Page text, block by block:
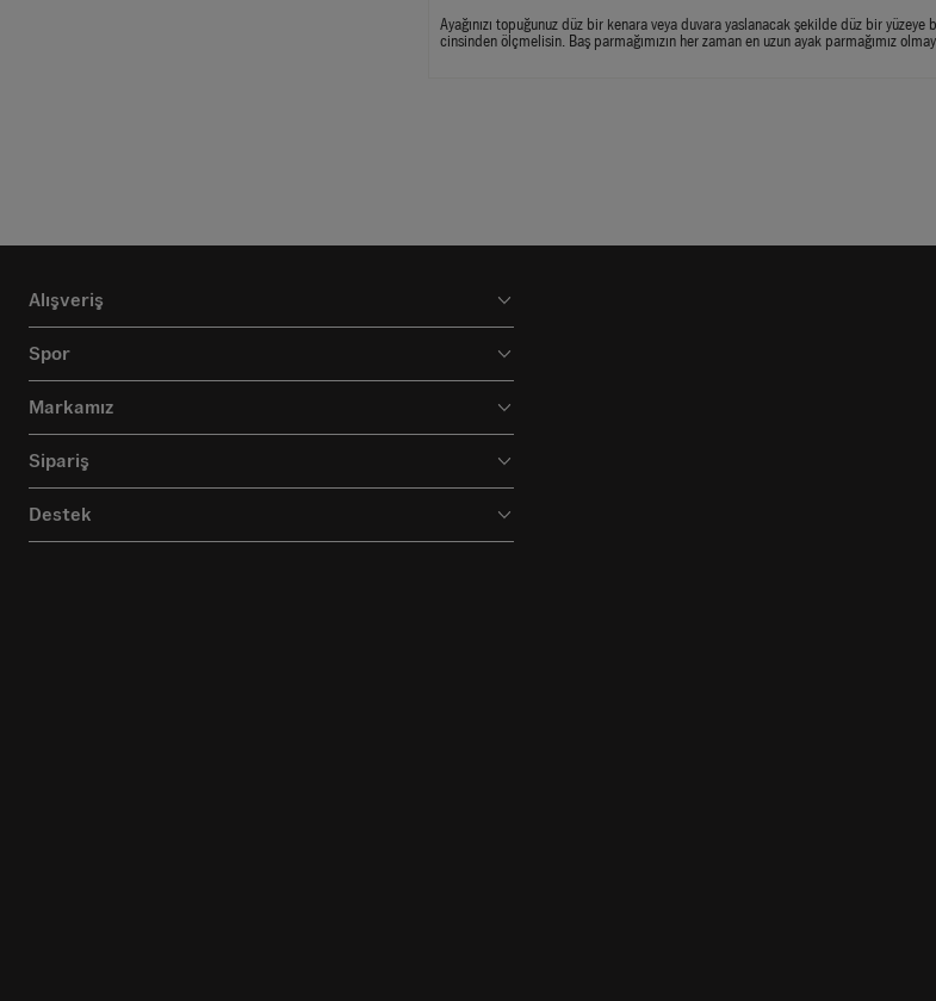
Ayağınızı topuğunuz düz bir kenara veya duvara yaslanacak şekilde düz bir
cinsinden ölçmelisin. Baş parmağımızın her zaman en uzun ayak parmağımız
Alışveriş
Spor
Markamız
Sipariş
Destek